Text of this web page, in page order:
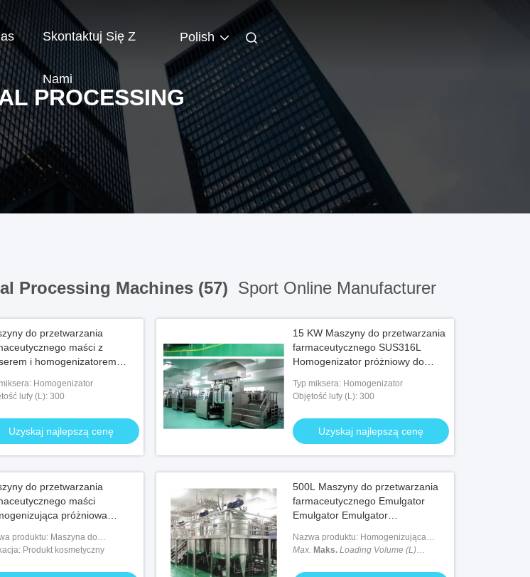
Skontaktuj Się Z
Nami
Polish
PROCESSING
Processing Machines (57) Sport Online Manufacturer
do przetwarzania
maści z
i homogenizatorem
Homogenizator
lufy (L): 300
Uzyskaj najlepszą cenę
15 KW Maszyny do przetwarzania
farmaceutycznego SUS316L
Homogenizator próżniowy do
Typ miksera: Homogenizator
Objętość lufy (L): 300
Uzyskaj najlepszą cenę
do przetwarzania
maści
próżniowa
produktu: Maszyna do
próżniowego
Produkt kosmetyczny
500L Maszyny do przetwarzania
farmaceutycznego Emulgator
Emulgator Emulgator
Nazwa produktu: Homogenizująca
maszyna do emulgowania próżniowego
Max. Maks. Loading Volume (L)